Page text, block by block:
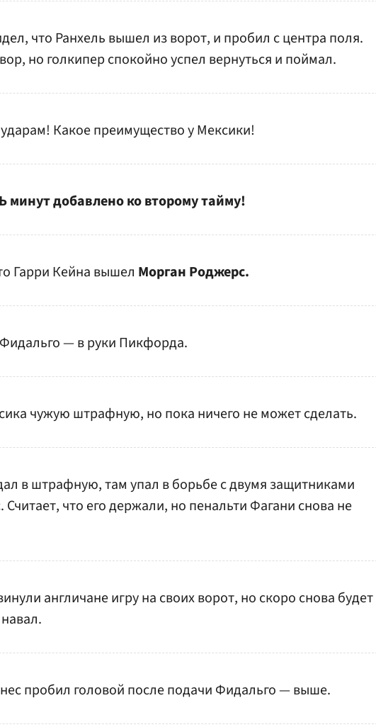
что Ранхель вышел из ворот, и пробил с центра поля.
но голкипер спокойно успел вернуться и поймал.
Какое преимущество у Мексики!
добавлено ко второму тайму!
Гарри Кейна вышел Морган Роджерс.
— в руки Пикфорда.
чужую штрафную, но пока ничего не может сделать.
в штрафную, там упал в борьбе с двумя защитниками
Считает, что его держали, но пенальти Фагани снова не
англичане игру на своих ворот, но скоро снова будет
пробил головой после подачи Фидальго — выше.